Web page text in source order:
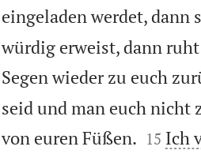
eingeladen werdet, dann
würdig erweist, dann
Segen wieder zu euch
seid und man euch
von euren Füßen.
15 Ich